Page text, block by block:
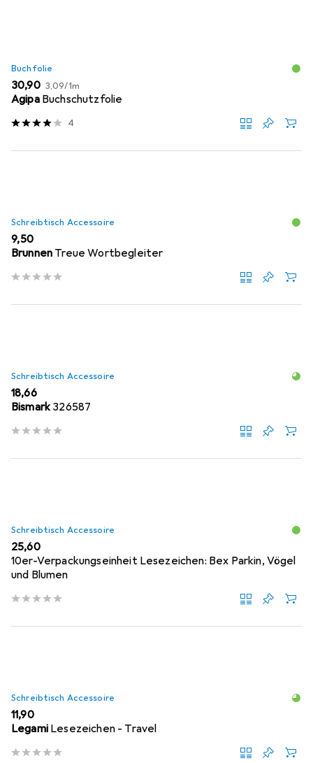
Buchfolie
EUR
30,90 EUR
3,09/1m
Agipa Buchschutzfolie
4
Schreibtisch Accessoire
EUR
9,50
Brunnen Treue Wortbegleiter
Schreibtisch Accessoire
EUR
18,66
Bismark326587
Schreibtisch Accessoire
EUR
25,60
10er-Verpackungseinheit Lesezeichen: Bex Parkin, Vögel
und Blumen
Schreibtisch Accessoire
EUR
11,90
Legami Lesezeichen - Travel